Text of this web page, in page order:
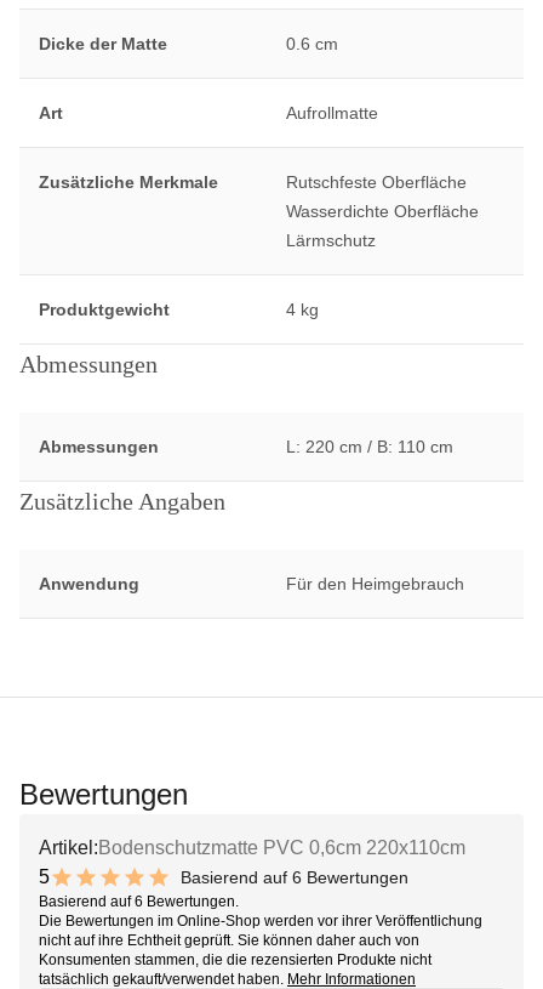
Dicke der Matte 0.6 cm
Art Aufrollmatte
Zusätzliche Merkmale
Rutschfeste Oberfläche
Wasserdichte Oberfläche
Lärmschutz
Produktgewicht 4 kg
Abmessungen
Abmessungen L: 220 cm / B: 110 cm
Zusätzliche Angaben
Anwendung Für den Heimgebrauch
Bewertungen
Artikel: Bodenschutzmatte PVC 0,6cm 220x110cm
5
10 out of 10 stars
Basierend auf 6 Bewertungen
Basierend auf 6 Bewertungen.
Die Bewertungen im Online-Shop werden vor ihrer Veröffentlichung
nicht auf ihre Echtheit geprüft. Sie können daher auch von
Konsumenten stammen, die die rezensierten Produkte nicht
tatsächlich gekauft/verwendet haben. Mehr Informationen